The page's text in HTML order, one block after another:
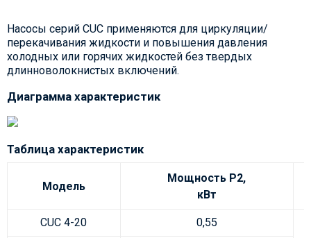
Насосы серий CUC применяются для циркуляции/
перекачивания жидкости и повышения давления
холодных или горячих жидкостей без твердых
длинноволокнистых включений.
Диаграмма характеристик
Таблица характеристик
Модель
Мощность Р2,
кВт
CUC 4-20 0,55